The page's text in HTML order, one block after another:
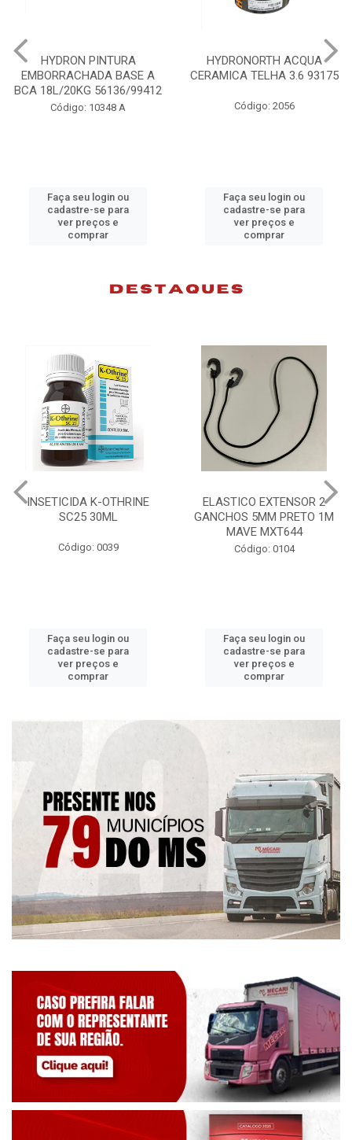
HYDRON PINTURA
EMBORRACHADA BASE A
BCA 18L/20KG 56136/99412
Código: 10348 A
Faça seu login ou
cadastre-se para
ver preços e
comprar
HYDRONORTH ACQUA
CERAMICA TELHA 3.6 93175
Código: 2056
Faça seu login ou
cadastre-se para
ver preços e
comprar
INSETICIDA K-OTHRINE
SC25 30ML
Código: 0039
Faça seu login ou
cadastre-se para
ver preços e
comprar
ELASTICO EXTENSOR 2
GANCHOS 5MM PRETO 1M
MAVE MXT644
Código: 0104
Faça seu login ou
cadastre-se para
ver preços e
comprar